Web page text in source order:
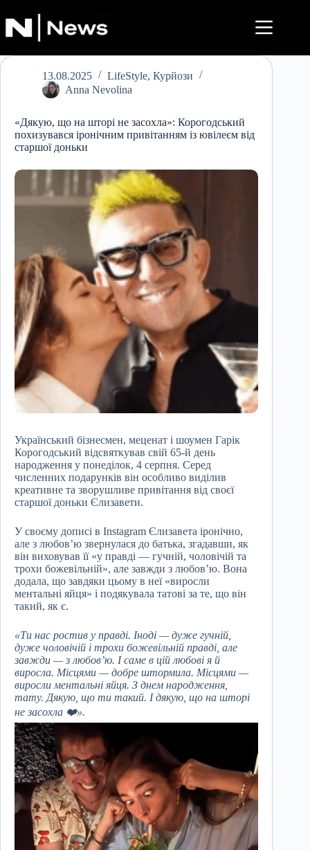
до
вмісту
13.08.2025 LifeStyle, Курйози
Anna Nevolina
«Дякую, що на шторі не засохла»: Корогодський
похизувався іронічним привітанням із ювілеєм від
старшої доньки
Український бізнесмен, меценат і шоумен Гарік
Корогодський відсвяткував свій 65-й день
народження у понеділок, 4 серпня. Серед
численних подарунків він особливо виділив
креативне та зворушливе привітання від своєї
старшої доньки Єлизавети.
У своєму дописі в Instagram Єлизавета іронічно,
але з любов’ю звернулася до батька, згадавши, як
він виховував її «у правді — гучній, чоловічій та
трохи божевільній», але завжди з любов’ю. Вона
додала, що завдяки цьому в неї «виросли
ментальні яйця» і подякувала татові за те, що він
такий, як є.
«Ти нас ростив у правді. Іноді — дуже гучній,
дуже чоловічій і трохи божевільній правді, але
завжди — з любов’ю. І саме в цій любові я й
виросла. Місцями — добре штормила. Місцями —
виросли ментальні яйця. З днем народження,
тату. Дякую, що ти такий. І дякую, що на шторі
не засохла ❤️».